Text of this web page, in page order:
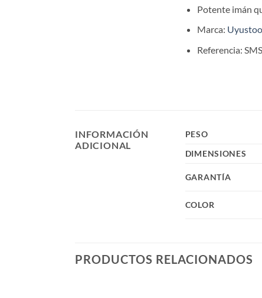
Potente imán
Marca:
Referencia:
INFORMACIÓN
ADICIONAL
PESO
DIMENSIONES
GARANTÍA
COLOR
PRODUCTOS RELACIONADOS